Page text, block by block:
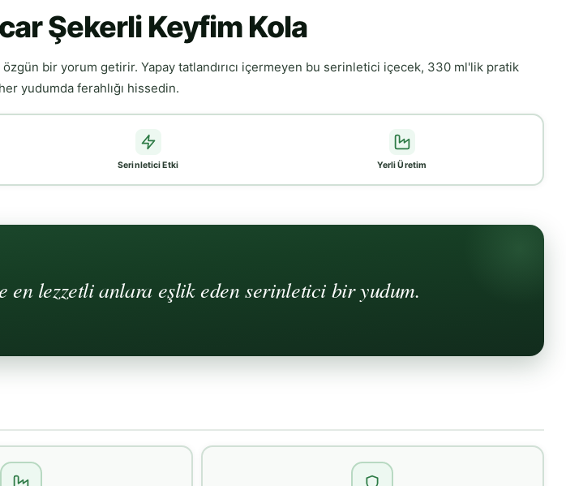
Şekerli Keyfim Kola
bir yorum getirir. Yapay tatlandırıcı içermeyen bu serinletici içecek, 330 ml'lik pratik
yudumda ferahlığı hissedin.
Serinletici Etki Yerli Üretim
lezzetli anlara eşlik eden serinletici bir yudum.